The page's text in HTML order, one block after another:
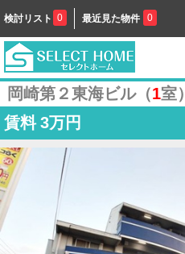
検討リスト 0 最近見た物件 0
岡崎第２東海ビル（1室）
賃料 3万円